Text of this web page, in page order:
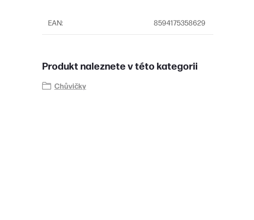
EAN: 8594175358629
Produkt naleznete v této kategorii
Chůvičky